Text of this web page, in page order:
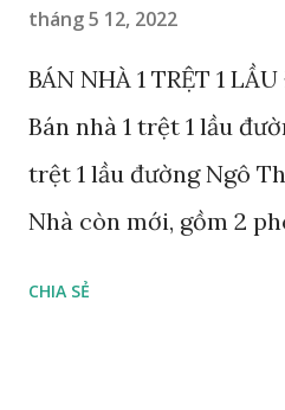
tháng 5 12, 2022
BÁN NHÀ 1 TRỆT 1
Bán nhà 1 trệt 1 lầu
trệt 1 lầu đường Ngô
Nhà còn mới, gồm 2
CHIA SẺ